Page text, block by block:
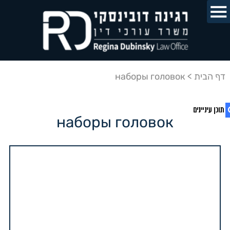
1. наборы головок
דף הבית >
наборы головок
наборы головок